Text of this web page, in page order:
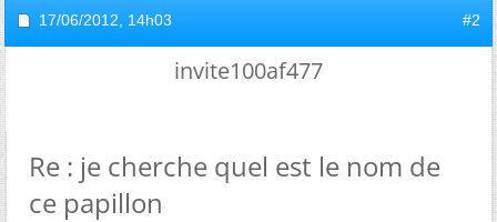
17/06/2012, 14h03 #2
invite100af477
Re : je cherche quel est le nom de
ce papillon